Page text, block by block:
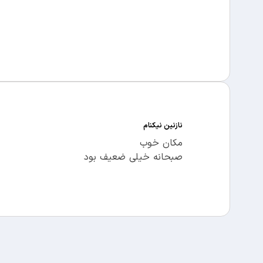
نازنین نیکنام
مکان خوب
صبحانه خیلی ضعیف بود